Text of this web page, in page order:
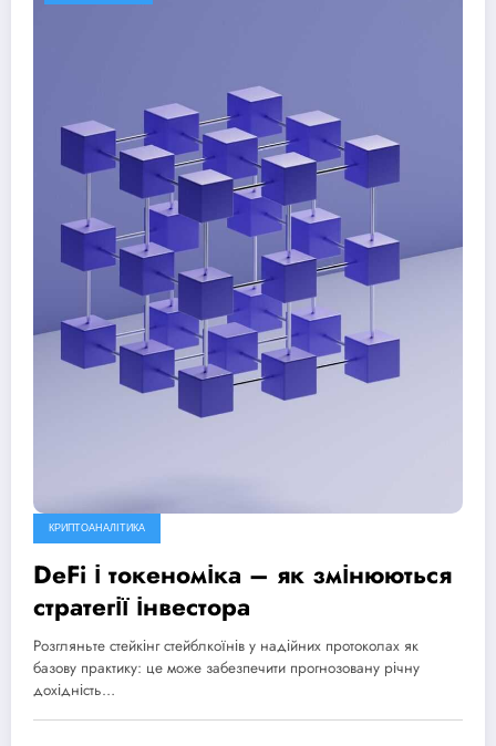
КРИПТОАНАЛІТИКА
DeFi і токеноміка – як змінюються
стратегії інвестора
Розгляньте стейкінг стейблкоїнів у надійних протоколах як
базову практику: це може забезпечити прогнозовану річну
дохідність…